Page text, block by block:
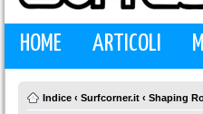
HOME ARTICOLI
Indice ‹ Surfcorner.it ‹ Shaping